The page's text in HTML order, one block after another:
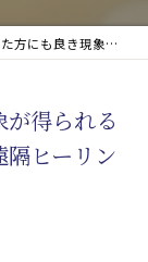
ことを証明する遠隔気功に優る遠隔ヒーリング
得られる
隔ヒーリン